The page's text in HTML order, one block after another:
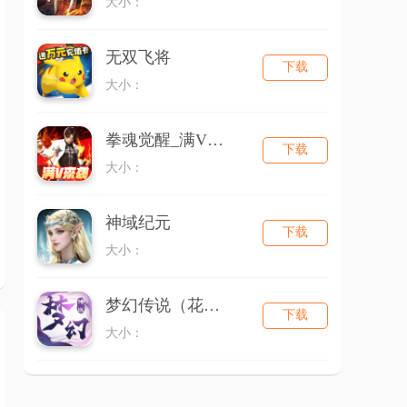
无双飞将
大小：
下载
拳魂觉醒_满V送白草
大小：
下载
神域纪元
大小：
下载
梦幻传说（花千骨）
大小：
下载